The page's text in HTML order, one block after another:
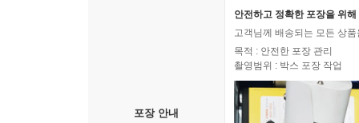
포장 안내
안전하고 정확한 포장을 위
고객님께 배송되는 모든 상
목적 : 안전한 포장 관리
촬영범위 : 박스 포장 작업